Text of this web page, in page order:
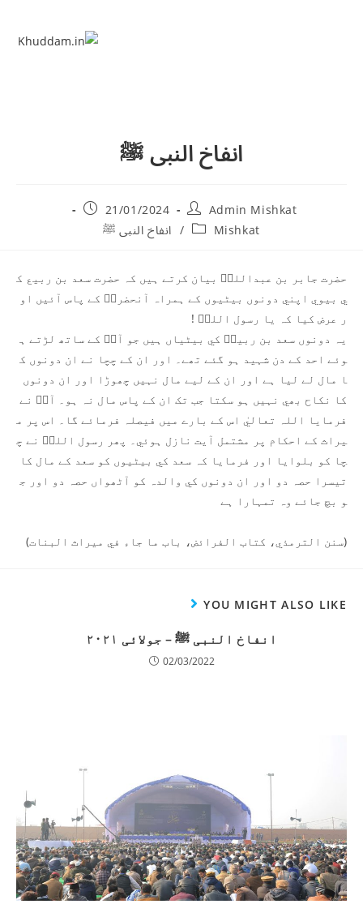
انفاخ النبی ﷺ
Admin Mishkat
21/01/2024
Mishkat
/ انفاخ النبی ﷺ
حضرت جابر بن عبداللہؓ بيان کرتے ہيں کہ حضرت سعد بن ربيع ک
ي بيوي اپني دونوں بيٹيوں کے ہمراہ آنحضرتؐ کے پاس آئيں او
ر عرض کيا کہ يا رسول اللہؐ !
يہ دونوں سعد بن ربيعؓ کي بيٹياں ہيں جو آپؐ کے ساتھ لڑتے ہ
وئے احد کے دن شہيد ہو گئے تھے۔ اور ان کے چچا نے ان دونوں ک
ا مال لے ليا ہے اور ان کے ليے مال نہيں چھوڑا اور ان دونوں
کا نکاح بھي نہيں ہو سکتا جب تک ان کے پاس مال نہ ہو۔ آپؐ نے
فرمايا اللہ تعاليٰ اس کے بارے ميں فيصلہ فرمائے گا۔ اس پر م
يراث کے احکام پر مشتمل آيت نازل ہوئي۔ پھر رسول اللہؐ نے چ
چا کو بلوايا اور فرمايا کہ سعد کي بيٹيوں کو سعد کے مال کا
تيسرا حصہ دو اور ان دونوں کي والدہ کو آٹھواں حصہ دو اور ج
و بچ جائے وہ تمہارا ہے
(سنن الترمذي، کتاب الفرائض، باب ما جاء في ميراث البنات)
YOU MIGHT ALSO LIKE
انفاخ النبی ﷺ – جولائی ۲۰۲۱
02/03/2022